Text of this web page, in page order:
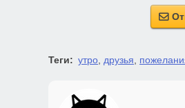

Теги: утро друзья